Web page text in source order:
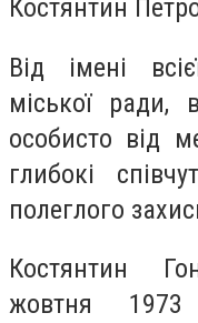
Костянтин
Від імені
міської ради,
особисто від
глибокі
полеглого
Костянтин
жовтня